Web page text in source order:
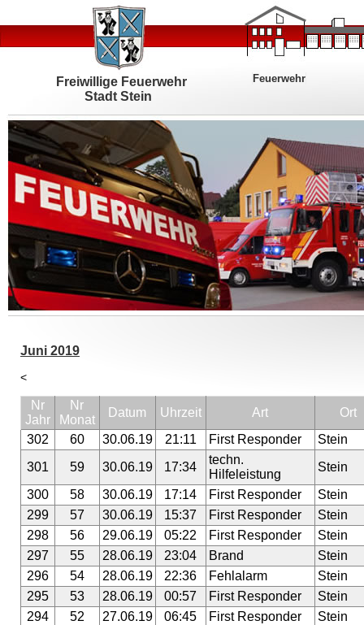
Freiwillige Feuerwehr
Stadt Stein
Feuerwehr
Juni 2019
<
Nr
Jahr
Nr
Monat
Datum Uhrzeit Art
Ort
302
60 30.06.19 21:11 First Responder
Stein
301
59 30.06.19 17:34
techn.
Hilfeleistung
Stein
300
58 30.06.19 17:14 First Responder
Stein
299
57 30.06.19 15:37 First Responder
Stein
298
56 29.06.19 05:22 First Responder
Stein
297
55 28.06.19 23:04 Brand
Stein
296
54 28.06.19 22:36 Fehlalarm
Stein
295
53 28.06.19 00:57 First Responder
Stein
294
52 27.06.19 06:45 First Responder
Stein